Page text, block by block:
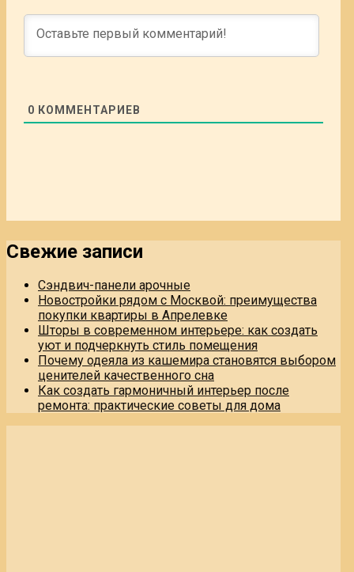
0 КОММЕНТАРИЕВ
Свежие записи
Сэндвич-панели арочные
Новостройки рядом с Москвой: преимущества
покупки квартиры в Апрелевке
Шторы в современном интерьере: как создать
уют и подчеркнуть стиль помещения
Почему одеяла из кашемира становятся выбором
ценителей качественного сна
Как создать гармоничный интерьер после
ремонта: практические советы для дома